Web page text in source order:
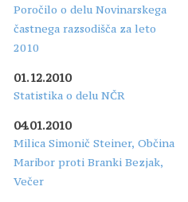
Poročilo o delu Novinarskega
častnega razsodišča za leto
2010
01.12.2010
Statistika o delu NČR
04.01.2010
Milica Simonič Steiner, Občina
Maribor proti Branki Bezjak,
Večer